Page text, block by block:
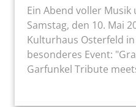
Ein Abend voller
Samstag, den 10. Mai
Kulturhaus Osterfeld
besonderes Event:
Garfunkel Tribute